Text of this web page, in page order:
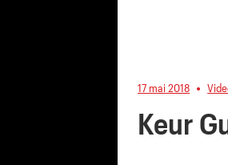
17 mai 2018
Keur